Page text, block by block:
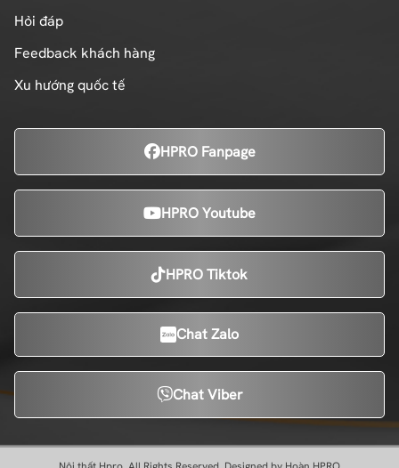
Hỏi đáp
Feedback khách hàng
Xu hướng quốc tế
HPRO Fanpage
HPRO Youtube
HPRO Tiktok
Chat Zalo
Chat Viber